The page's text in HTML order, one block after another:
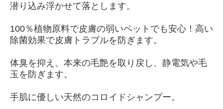
潜り込み浮かせて落とします。
100％植物原料で皮膚の弱いペットでも安心！高い
除菌効果で皮膚トラブルを防ぎます。
体臭を抑え、本来の毛艶を取り戻し、静電気や毛
玉を防ぎます。
手肌に優しい天然のコロイドシャンプー。